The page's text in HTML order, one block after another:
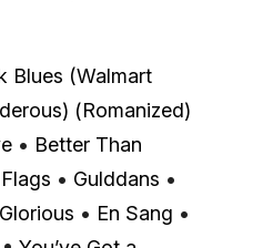
Blues (Walmart
(Romanized)
• Better Than
• Gulddans •
Glorious • En Sang •